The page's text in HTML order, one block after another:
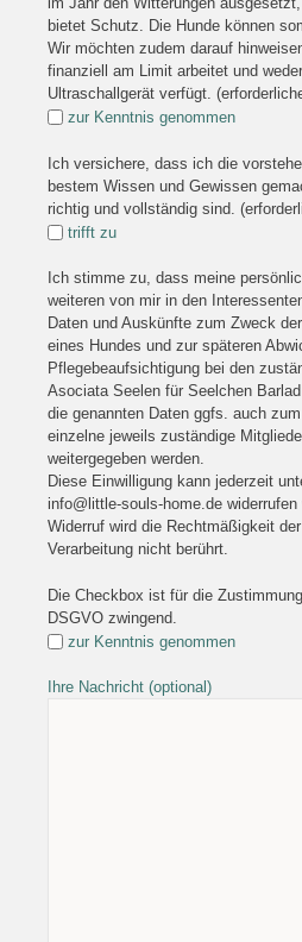
bietet Schutz. Die Hunde können
Wir möchten zudem darauf
finanziell am Limit arbeitet und
Ultraschallgerät verfügt.
zur Kenntnis genommen
Ich versichere, dass ich die
bestem Wissen und Gewissen
richtig und vollständig sind.
trifft zu
Ich stimme zu, dass meine
weiteren von mir in den
Daten und Auskünfte zum Zweck
eines Hundes und zur späteren
Pflegebeaufsichtigung bei den
Asociata Seelen für Seelchen
die genannten Daten ggfs. auch
einzelne jeweils zuständige
weitergegeben werden.
Diese Einwilligung kann jederzeit
info@little-souls-home.de
Widerruf wird die Rechtmäßigkeit
Verarbeitung nicht berührt.
Die Checkbox ist für die
DSGVO zwingend.
zur Kenntnis genommen
Ihre Nachricht (optional)